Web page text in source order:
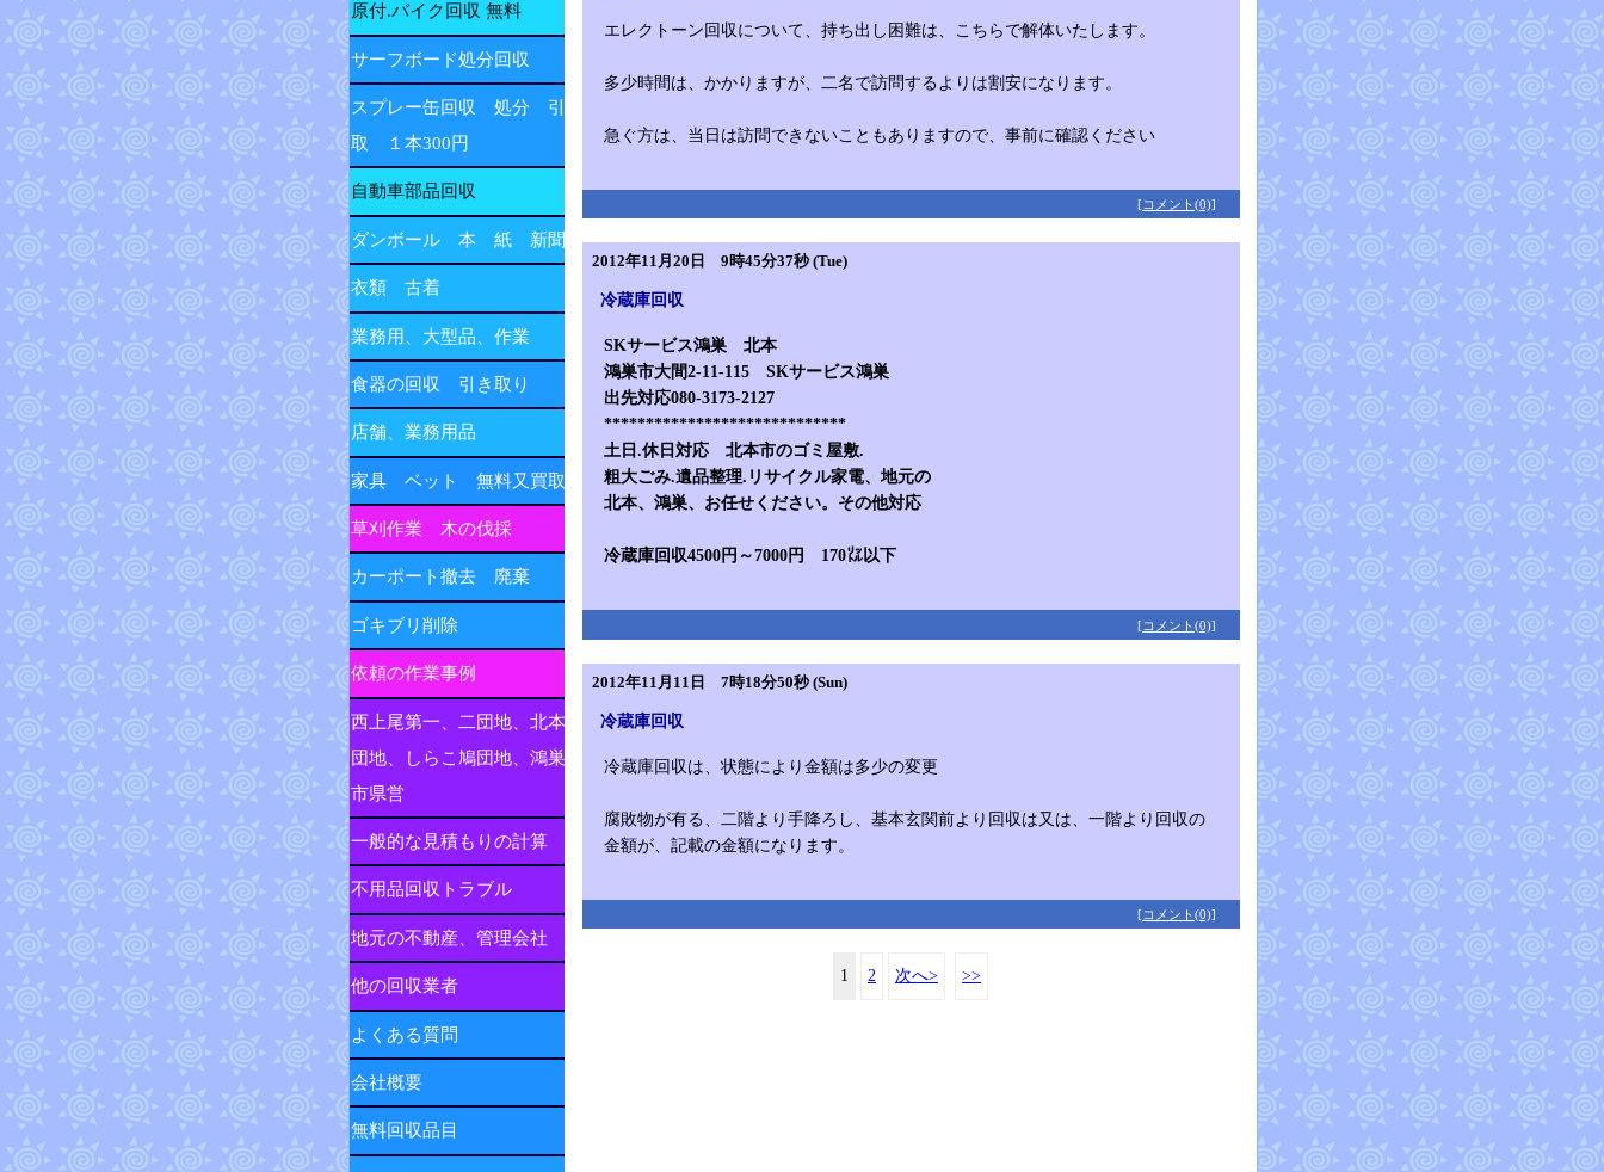
エレクトーン回収について、持ち出し困難は、こちらで解体いたします。
多少時間は、かかりますが、二名で訪問するよりは割安になります。
急ぐ方は、当日は訪問できないこともありますので、事前に確認ください
[コメント(0)]
2012年11月20日 9時45分37秒 (Tue)
冷蔵庫回収
SKサービス鴻巣 北本
鴻巣市大間2-11-115 SKサービス鴻巣
出先対応080-3173-2127
*****************************
土日.休日対応 北本市のゴミ屋敷.
粗大ごみ.遺品整理.リサイクル家電、地元の
北本、鴻巣、お任せください。その他対応
冷蔵庫回収4500円～7000円 170㍑以下
[コメント(0)]
2012年11月11日 7時18分50秒 (Sun)
冷蔵庫回収
冷蔵庫回収は、状態により金額は多少の変更
腐敗物が有る、二階より手降ろし、基本玄関前より回収は又は、一階より回収の
金額が、記載の金額になります。
[コメント(0)]
1 2 次へ> >>
原付.バイク回収 無料
サーフボード処分回収
スプレー缶回収 処分 引
取 １本300円
自動車部品回収
ダンボール 本 紙 新聞
衣類 古着
業務用、大型品、作業
食器の回収 引き取り
店舗、業務用品
家具 ベット 無料又買取
草刈作業 木の伐採
カーポート撤去 廃棄
ゴキブリ削除
依頼の作業事例
西上尾第一、二団地、北本
団地、しらこ鳩団地、鴻巣
市県営
一般的な見積もりの計算
不用品回収トラブル
地元の不動産、管理会社
他の回収業者
よくある質問
会社概要
無料回収品目